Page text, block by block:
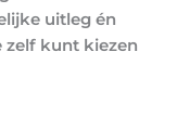
uitleg én
zelf kunt kiezen